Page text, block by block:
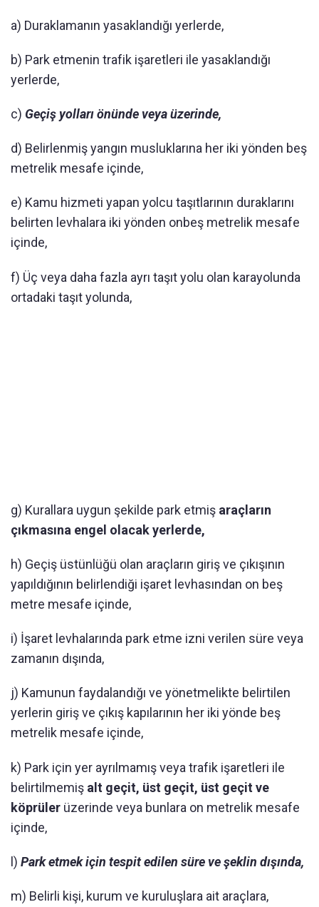
a) Duraklamanın yasaklandığı yerlerde,
b) Park etmenin trafik işaretleri ile yasaklandığı
yerlerde,
c) Geçiş yolları önünde veya üzerinde,
d) Belirlenmiş yangın musluklarına her iki yönden beş
metrelik mesafe içinde,
e) Kamu hizmeti yapan yolcu taşıtlarının duraklarını
belirten levhalara iki yönden onbeş metrelik mesafe
içinde,
f) Üç veya daha fazla ayrı taşıt yolu olan karayolunda
ortadaki taşıt yolunda,
g) Kurallara uygun şekilde park etmiş araçların
çıkmasına engel olacak yerlerde,
h) Geçiş üstünlüğü olan araçların giriş ve çıkışının
yapıldığının belirlendiği işaret levhasından on beş
metre mesafe içinde,
i) İşaret levhalarında park etme izni verilen süre veya
zamanın dışında,
j) Kamunun faydalandığı ve yönetmelikte belirtilen
yerlerin giriş ve çıkış kapılarının her iki yönde beş
metrelik mesafe içinde,
k) Park için yer ayrılmamış veya trafik işaretleri ile
belirtilmemiş alt geçit, üst geçit, üst geçit ve
köprüler üzerinde veya bunlara on metrelik mesafe
içinde,
l) Park etmek için tespit edilen süre ve şeklin dışında,
m) Belirli kişi, kurum ve kuruluşlara ait araçlara,